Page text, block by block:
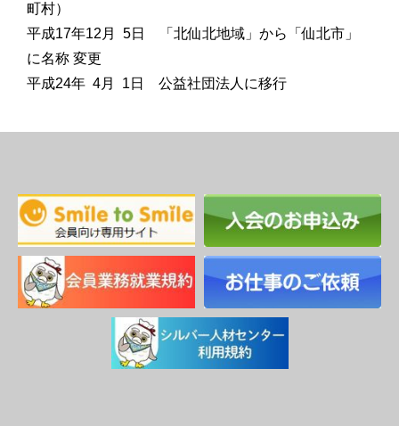
町村）
平成17年12月 5日 「北仙北地域」から「仙北市」
に名称 変更
平成24年 4月 1日 公益社団法人に移行